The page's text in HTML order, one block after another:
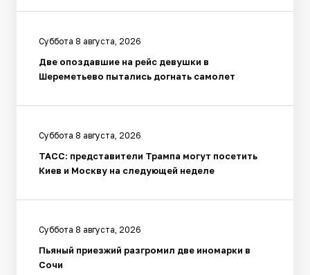
Суббота 8 августа, 2026
Две опоздавшие на рейс девушки в
Шереметьево пытались догнать самолет
Суббота 8 августа, 2026
ТАСС: представители Трампа могут посетить
Киев и Москву на следующей неделе
Суббота 8 августа, 2026
Пьяный приезжий разгромил две иномарки в
Сочи